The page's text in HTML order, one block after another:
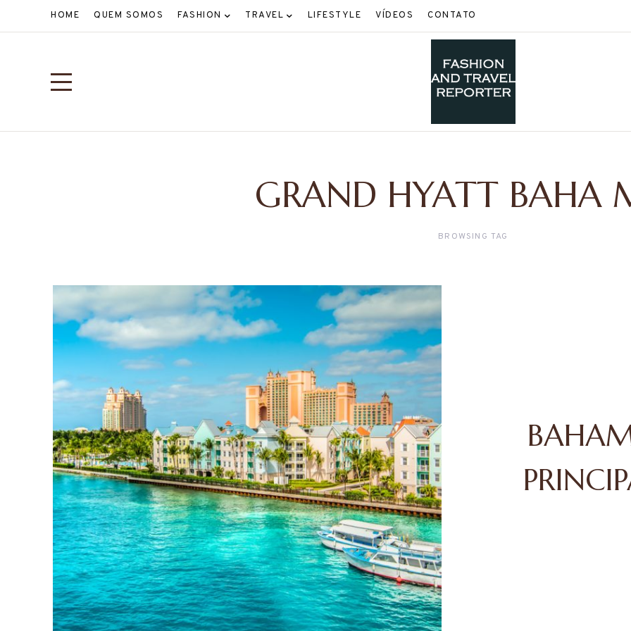
HOME QUEM SOMOS FASHION TRAVEL LIFESTYLE VÍDEOS CONTATO
GRAND HYATT BAHA
BROWSING TAG